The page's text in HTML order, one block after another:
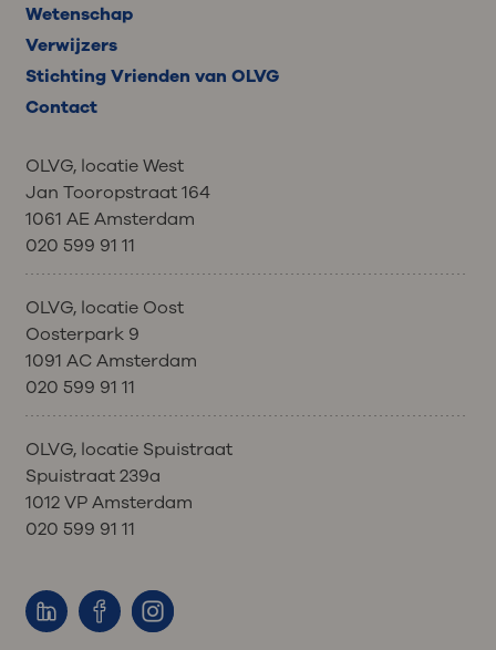
Wetenschap
Verwijzers
Stichting Vrienden van OLVG
Contact
OLVG, locatie West
Jan Tooropstraat 164
1061 AE Amsterdam
020 599 91 11
OLVG, locatie Oost
Oosterpark 9
1091 AC Amsterdam
020 599 91 11
OLVG, locatie Spuistraat
Spuistraat 239a
1012 VP Amsterdam
020 599 91 11